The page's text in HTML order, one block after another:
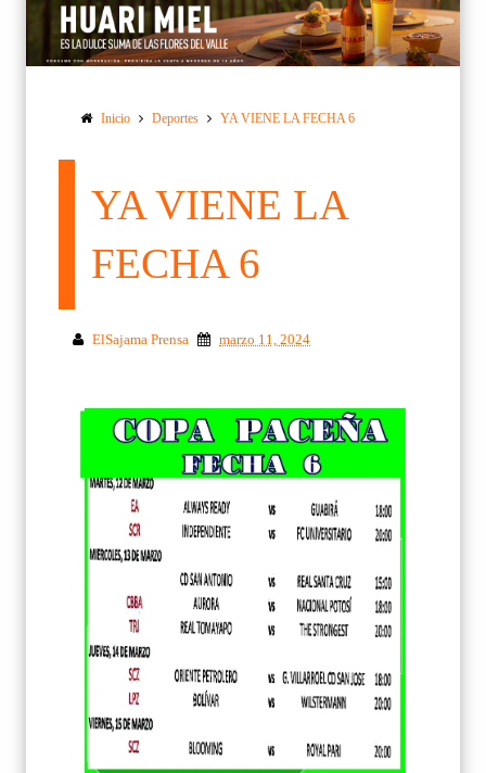
Inicio Deportes YA VIENE LA FECHA 6
YA VIENE LA
FECHA 6
ElSajama Prensa marzo 11, 2024